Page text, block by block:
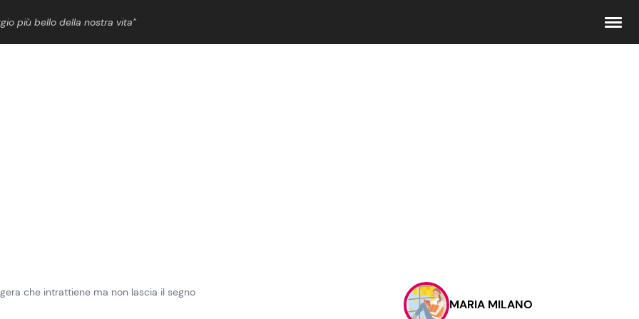
più bello della nostra vita”
Contattaci
Pubblicità
che intrattiene ma non lascia il segno
MARIA MILANO